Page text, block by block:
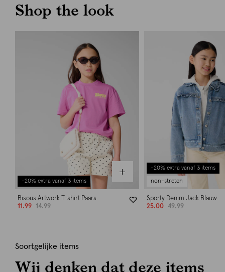
Shop the look
-20% extra vanaf 3 items
Bisous Artwork T-shirt Paars
11.99
14.99
-20% extra vanaf 3 items
non-stretch
Sporty Denim Jack Blauw
25.00
49.99
Soortgelijke items
Wij denken dat deze items